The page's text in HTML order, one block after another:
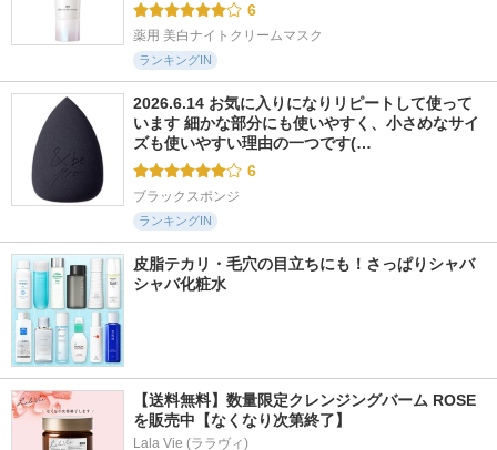
6
薬用 美白ナイトクリームマスク
ランキングIN
2026.6.14 お気に入りになりリピートして使って
います 細かな部分にも使いやすく、小さめなサイ
ズも使いやすい理由の一つです(…
6
ブラックスポンジ
ランキングIN
皮脂テカリ・毛穴の目立ちにも！さっぱりシャバ
シャバ化粧水
【送料無料】数量限定クレンジングバーム ROSE
を販売中【なくなり次第終了】
Lala Vie (ララヴィ)